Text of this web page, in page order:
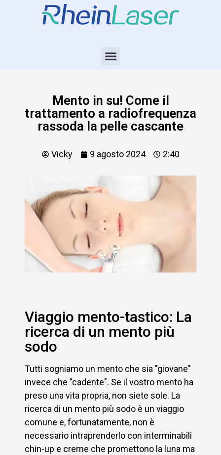
Mento in su! Come il
trattamento a radiofrequenza
rassoda la pelle cascante
Vicky 9 agosto 2024 2:40
Viaggio mento-tastico: La
ricerca di un mento più
sodo
Tutti sogniamo un mento che sia "giovane"
invece che "cadente". Se il vostro mento ha
preso una vita propria, non siete sole. La
ricerca di un mento più sodo è un viaggio
comune e, fortunatamente, non è
necessario intraprenderlo con interminabili
chin-up e creme che promettono la luna ma